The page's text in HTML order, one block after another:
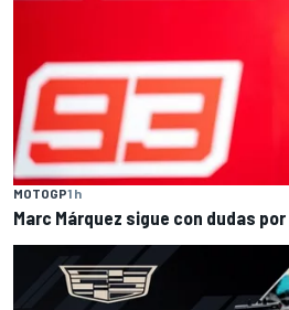
MOTOGP1 h
Marc Márquez sigue con dudas